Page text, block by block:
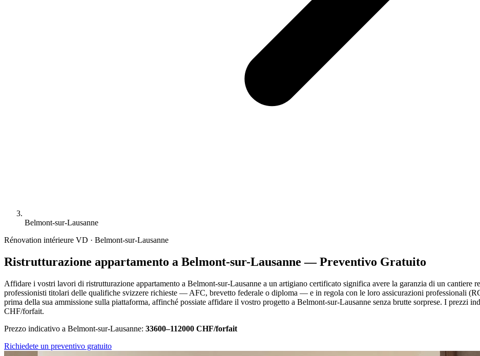
Belmont-sur-Lausanne
Rénovation intérieure VD · Belmont-sur-Lausanne
Ristrutturazione appartamento a Belmont-sur-Lausanne — Preventivo Gratuito
Affidare i vostri lavori di ristrutturazione appartamento a Belmont-sur-Lausanne a un artigiano certificato significa avere la garanzia di un cantiere
professionisti titolari delle qualifiche svizzere richieste — AFC, brevetto federale o diploma — e in regola con le loro assicurazioni professionali
prima della sua ammissione sulla piattaforma, affinché possiate affidare il vostro progetto a Belmont-sur-Lausanne senza brutte sorprese. I prezzi
CHF/forfait.
Prezzo indicativo a Belmont-sur-Lausanne: 33600–112000 CHF/forfait
Richiedete un preventivo gratuito